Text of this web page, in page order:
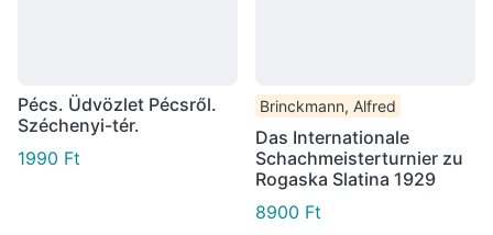
Pécs. Üdvözlet Pécsről.
Széchenyi-tér.
1990 Ft
Brinckmann, Alfred
Das Internationale
Schachmeisterturnier zu
Rogaska Slatina 1929
8900 Ft